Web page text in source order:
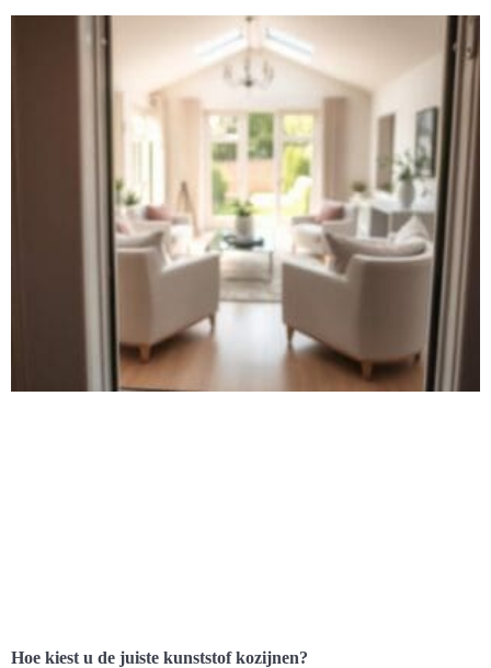
Hoe kiest u de juiste kunststof kozijnen?